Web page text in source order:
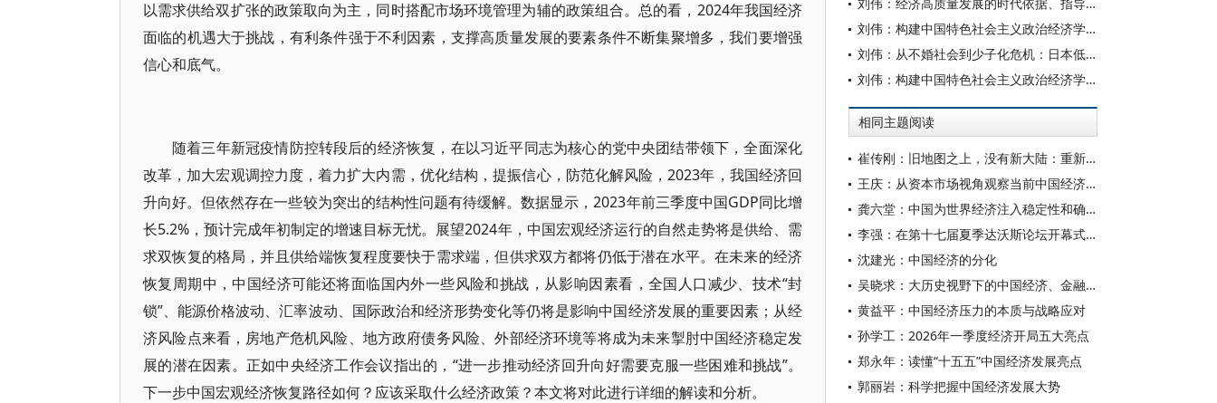
以需求供给双扩张的政策取向为主，同时搭配市场环境管理为辅的政策组合。总的看，2024年我国经济
面临的机遇大于挑战，有利条件强于不利因素，支撑高质量发展的要素条件不断集聚增多，我们要增强
信心和底气。
随着三年新冠疫情防控转段后的经济恢复，在以习近平同志为核心的党中央团结带领下，全面深化
改革，加大宏观调控力度，着力扩大内需，优化结构，提振信心，防范化解风险，2023年，我国经济回
升向好。但依然存在一些较为突出的结构性问题有待缓解。数据显示，2023年前三季度中国GDP同比增
长5.2%，预计完成年初制定的增速目标无忧。展望2024年，中国宏观经济运行的自然走势将是供给、需
求双恢复的格局，并且供给端恢复程度要快于需求端，但供求双方都将仍低于潜在水平。在未来的经济
恢复周期中，中国经济可能还将面临国内外一些风险和挑战，从影响因素看，全国人口减少、技术“封
锁”、能源价格波动、汇率波动、国际政治和经济形势变化等仍将是影响中国经济发展的重要因素；从经
济风险点来看，房地产危机风险、地方政府债务风险、外部经济环境等将成为未来掣肘中国经济稳定发
展的潜在因素。正如中央经济工作会议指出的，“进一步推动经济回升向好需要克服一些困难和挑战”。
下一步中国宏观经济恢复路径如何？应该采取什么经济政策？本文将对此进行详细的解读和分析。
刘伟：构建中国特色社会主义政治经济学自主知识体系的历史观和方法论
刘伟：从不婚社会到少子化危机：日本低婚育现象的社会文化根源
刘伟：构建中国特色社会主义政治经济学自主知识体系的重点
相同主题阅读
崔传刚：旧地图之上，没有新大陆：重新理解中国经济的范式跃迁
王庆：从资本市场视角观察当前中国经济的结构特征
龚六堂：中国为世界经济注入稳定性和确定性
李强：在第十七届夏季达沃斯论坛开幕式上的致辞
沈建光：中国经济的分化
吴晓求：大历史视野下的中国经济、金融和资本市场
黄益平：中国经济压力的本质与战略应对
孙学工：2026年一季度经济开局五大亮点
郑永年：读懂“十五五”中国经济发展亮点
郭丽岩：科学把握中国经济发展大势